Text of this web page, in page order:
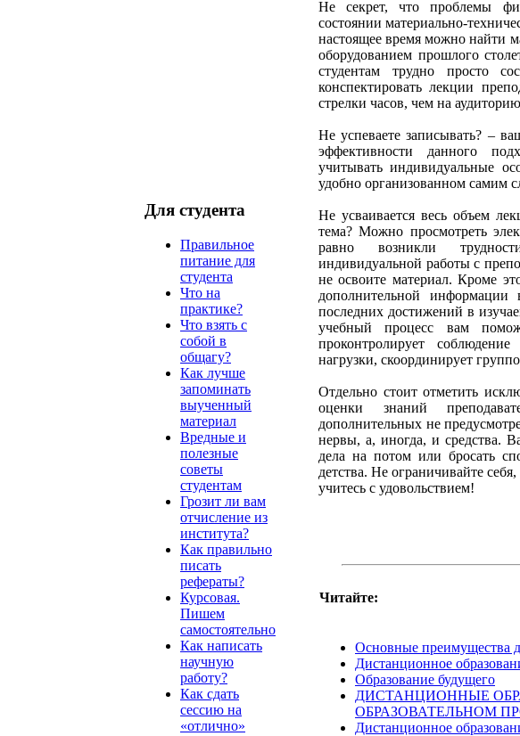
Не секрет, что проблемы
состоянии материально-
настоящее время можно найти
оборудованием прошлого
студентам трудно просто
конспектировать лекции
стрелки часов, чем на
Не успеваете записывать? –
эффективности данного
учитывать индивидуальные
удобно организованном самим
Не усваивается весь объем
тема? Можно просмотреть
равно возникли
индивидуальной работы с
не освоите материал. Кроме
дополнительной
последних достижений в
учебный процесс вам
проконтролирует
нагрузки, скоординирует
Отдельно стоит отметить
оценки знаний
дополнительных не
нервы, а, иногда, и
дела на потом или бросать
детства. Не ограничивайте
учитесь с удовольствием!
Читайте:
Основные преимущества
Дистанционное
Образование будущего
ДИСТАНЦИОННЫЕ
ОБРАЗОВАТЕЛЬНОМ
Дистанционное
Для студента
Правильное
питание для
студента
Что на
практике?
Что взять с
собой в
общагу?
Как лучше
запоминать
выученный
материал
Вредные и
полезные
советы
студентам
Грозит ли вам
отчисление из
института?
Как правильно
писать
рефераты?
Курсовая.
Пишем
самостоятельно
Как написать
научную
работу?
Как сдать
сессию на
«отлично»